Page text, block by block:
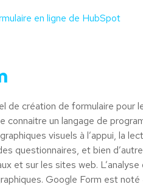
en ligne de HubSpot
de création de formulaire pour
connaitre un langage de
visuels à l’appui, la
questionnaires, et bien
et sur les sites web.
Google Form est